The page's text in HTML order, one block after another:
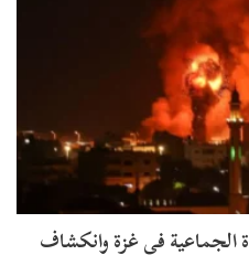
الجماعية في غزة وانكشاف